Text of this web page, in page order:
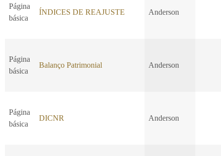
Página
básica
ÍNDICES DE REAJUSTE Anderson
Página
básica
Balanço Patrimonial Anderson
Página
básica
DICNR Anderson